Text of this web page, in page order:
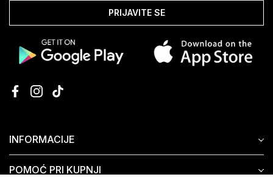
INFORMACIJE
POMOĆ PRI KUPNJI
PRIJAVITE SE